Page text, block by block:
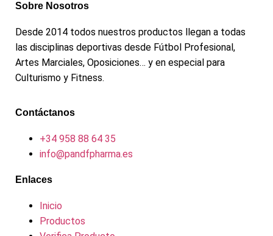
Sobre Nosotros
Desde 2014 todos nuestros productos llegan a todas
las disciplinas deportivas desde Fútbol Profesional,
Artes Marciales, Oposiciones… y en especial para
Culturismo y Fitness.
Contáctanos
+34 958 88 64 35
info@pandfpharma.es
Enlaces
Inicio
Productos